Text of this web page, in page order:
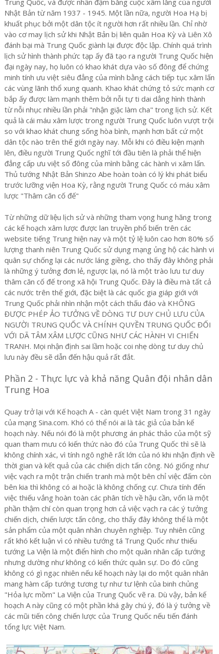
Nhật Bản từ năm 1937 - 1945. Một lần nữa, người Hoa Hạ bị
khuất phục bởi một dân tộc ít người hơn rất nhiều lần. Chỉ nhờ
vào cơ may lịch sử khi Nhật Bản bị liên quân Hoa Kỳ và Liên Xô
đánh bại mà Trung Quốc giành lại được độc lập. Chính quá trình
lịch sử hình thành phức tạp ấy đã tạo ra người Trung Quốc hiện
đại ngày nay, họ luôn có khao khát dựa vào số đông để chứng
minh tính ưu việt siêu đẳng của mình bằng cách tiếp tục xâm lấn
các vùng lãnh thổ xung quanh. Khao khát chứng tỏ sức mạnh cơ
bắp ấy được làm mạnh thêm bởi nỗi tự ti dai dẳng hình thành
từ nỗi nhục nhiều lần phải "nhận giặc làm cha" trong lịch sử. Kết
quả là cái máu xâm lược trong người Trung Quốc luôn vượt trội
so với khao khát chung sống hòa bình, mạnh hơn bất cứ một
dân tộc nào trên thế giới ngày nay. Mỗi khi có điều kiện mạnh
lên, điều người Trung Quốc nghĩ tới đầu tiên là phải thể hiện
đẳng cấp ưu việt số đông của mình bằng các hành vi xâm lấn.
Thủ tướng Nhật Bản Shinzo Abe hoàn toàn có lý khi phát biểu
trước lưỡng viện Hoa Kỳ, rằng người Trung Quốc có máu xâm
lược "Thâm căn cố đế"
Từ những dữ liệu lịch sử và những tham vọng hung hăng trong
các kế hoạch xâm lược được lan truyền phổ biến trên các
website tiếng Trung hiện nay và một tỷ lệ luôn cao hơn 80% số
lượng thanh niên Trung Quốc sử dụng mạng ủng hộ các hành vi
quân sự chống lại các nước láng giềng, cho thấy đây không phải
là những ý tưởng đơn lẻ, ngược lại, nó là một trào lưu tư duy
thâm căn cố đế trong xã hội Trung Quốc. Đây là điều mà tất cả
các nước trên thế giới, đặc biệt là các quốc gia giáp giới với
Trung Quốc phải nhìn nhận một cách thấu đáo và KHÔNG
ĐƯỢC PHÉP ẢO TƯỞNG VỀ DÒNG TƯ DUY CHỦ LƯU CỦA
NGƯỜI TRUNG QUỐC VÀ CHÍNH QUYỀN TRUNG QUỐC ĐỐI
VỚI DÃ TÂM XÂM LƯỢC CŨNG NHƯ CÁC HÀNH VI CHIẾN
TRANH. Mọi nhận định sai lầm hoặc coi nhẹ dòng tư duy chủ
lưu này đều sẽ dẫn đến hậu quả rất đắt.
Phần 2 - Thực lực và khả năng Quân đội nhân dân
Trung Hoa
Quay trở lại với Kế hoạch A - càn quét Việt Nam trong 31 ngày
của mạng Sina.com. Khó có thể nói ai là tác giả của bản kế
hoạch này. Nếu nói đó là một phương án phác thảo của một sỹ
quan tham mưu có kiến thức nào đó của Trung Quốc thì sẽ là
không chính xác, vì tính ngô nghê rất lớn của nó khi nhận định về
thời gian và kết quả của các chiến dịch tấn công. Nó giống như
việc vạch ra một trận chiến tranh mà một bên chỉ việc đấm còn
bên kia thì không có ai hoặc là không chống cự. Chưa tính đến
việc thiếu vắng hoàn toàn các phân tích về hậu cần, vốn là một
phần thậm chí còn quan trọng hơn cả việc vạch ra các ý tưởng
chiến dịch, chiến lược tấn công, cho thấy đây không thể là một
sản phẩm của một quân nhân chuyên nghiệp. Tuy nhiên cũng
rất khó kết luận vì có nhiều tướng tá Trung Quốc như thiếu
tướng La Viện là một điển hình cho một quân nhân cấp tướng
nhưng dường như không có kiến thức quân sự. Do đó cũng
không có gì ngạc nhiên nếu kế hoạch này lại do một quân nhân
mang hàm cấp tướng tương tự như tư lệnh của binh chủng
"Hỏa lực mồm" La Viện của Trung Quốc vẽ ra. Dù vậy, bản kế
hoạch A này cũng có một phần khá gây chú ý, đó là ý tưởng về
các mũi tiến công chiến lược của Trung Quốc nếu tiến đánh
tổng lực Việt Nam.